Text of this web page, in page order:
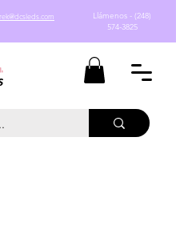
Llámenos - (248)
574-3825